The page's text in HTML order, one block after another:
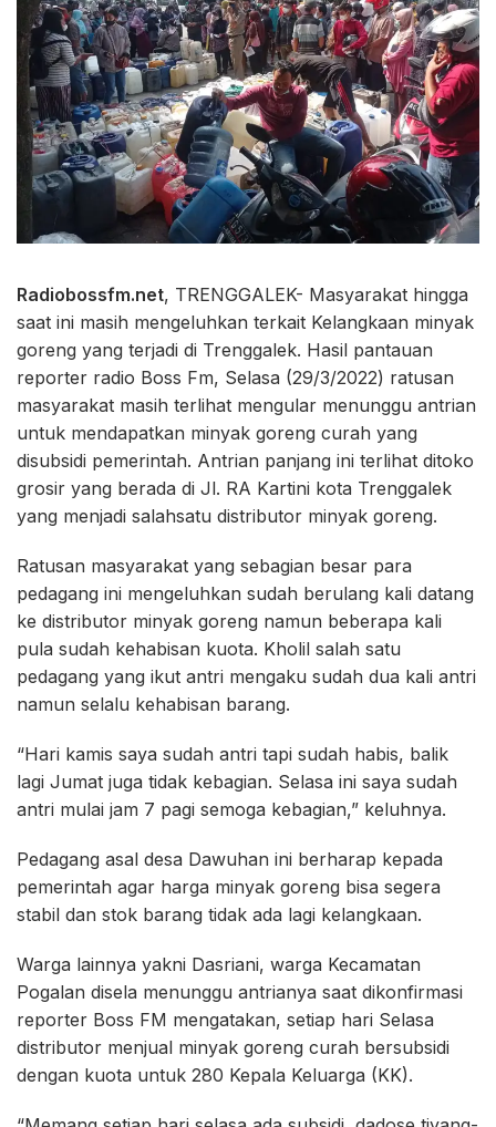
Radiobossfm.net, TRENGGALEK- Masyarakat hingga
saat ini masih mengeluhkan terkait Kelangkaan minyak
goreng yang terjadi di Trenggalek. Hasil pantauan
reporter radio Boss Fm, Selasa (29/3/2022) ratusan
masyarakat masih terlihat mengular menunggu antrian
untuk mendapatkan minyak goreng curah yang
disubsidi pemerintah. Antrian panjang ini terlihat ditoko
grosir yang berada di Jl. RA Kartini kota Trenggalek
yang menjadi salahsatu distributor minyak goreng.
Ratusan masyarakat yang sebagian besar para
pedagang ini mengeluhkan sudah berulang kali datang
ke distributor minyak goreng namun beberapa kali
pula sudah kehabisan kuota. Kholil salah satu
pedagang yang ikut antri mengaku sudah dua kali antri
namun selalu kehabisan barang.
“Hari kamis saya sudah antri tapi sudah habis, balik
lagi Jumat juga tidak kebagian. Selasa ini saya sudah
antri mulai jam 7 pagi semoga kebagian,” keluhnya.
Pedagang asal desa Dawuhan ini berharap kepada
pemerintah agar harga minyak goreng bisa segera
stabil dan stok barang tidak ada lagi kelangkaan.
Warga lainnya yakni Dasriani, warga Kecamatan
Pogalan disela menunggu antrianya saat dikonfirmasi
reporter Boss FM mengatakan, setiap hari Selasa
distributor menjual minyak goreng curah bersubsidi
dengan kuota untuk 280 Kepala Keluarga (KK).